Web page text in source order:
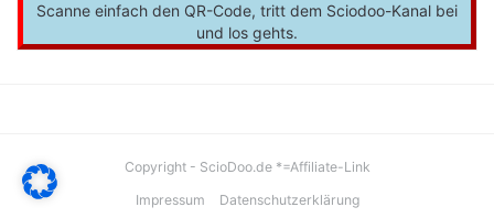
Scanne einfach den QR-Code, tritt dem Sciodoo-Kanal bei
und los gehts.
Copyright - ScioDoo.de *=Affiliate-Link
Impressum
Datenschutzerklärung